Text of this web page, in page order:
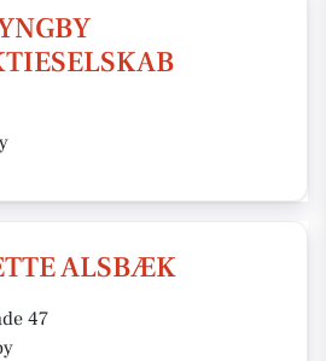
ALSBÆK
47